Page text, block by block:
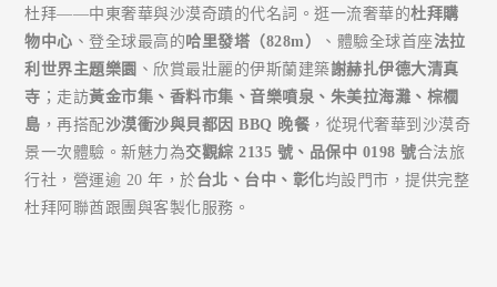
杜拜——中東奢華與沙漠奇蹟的代名詞。逛一流奢華的杜拜購
物中心 、登全球最高的哈里發塔（828m） 、體驗全球首座法拉
利世界主題樂園 、欣賞最壯麗的伊斯蘭建築謝赫扎伊德大清真
寺 ；走訪黃金市集、香料市集、音樂噴泉、朱美拉海灘、棕櫚
島 ，再搭配沙漠衝沙與貝都因 BBQ 晚餐 ，從現代奢華到沙漠奇
景一次體驗。新魅力為交觀綜 2135 號、品保中 0198 號合法旅
行社，營運逾 20 年，於台北、台中、彰化均設門市，提供完整
杜拜阿聯酋跟團與客製化服務。